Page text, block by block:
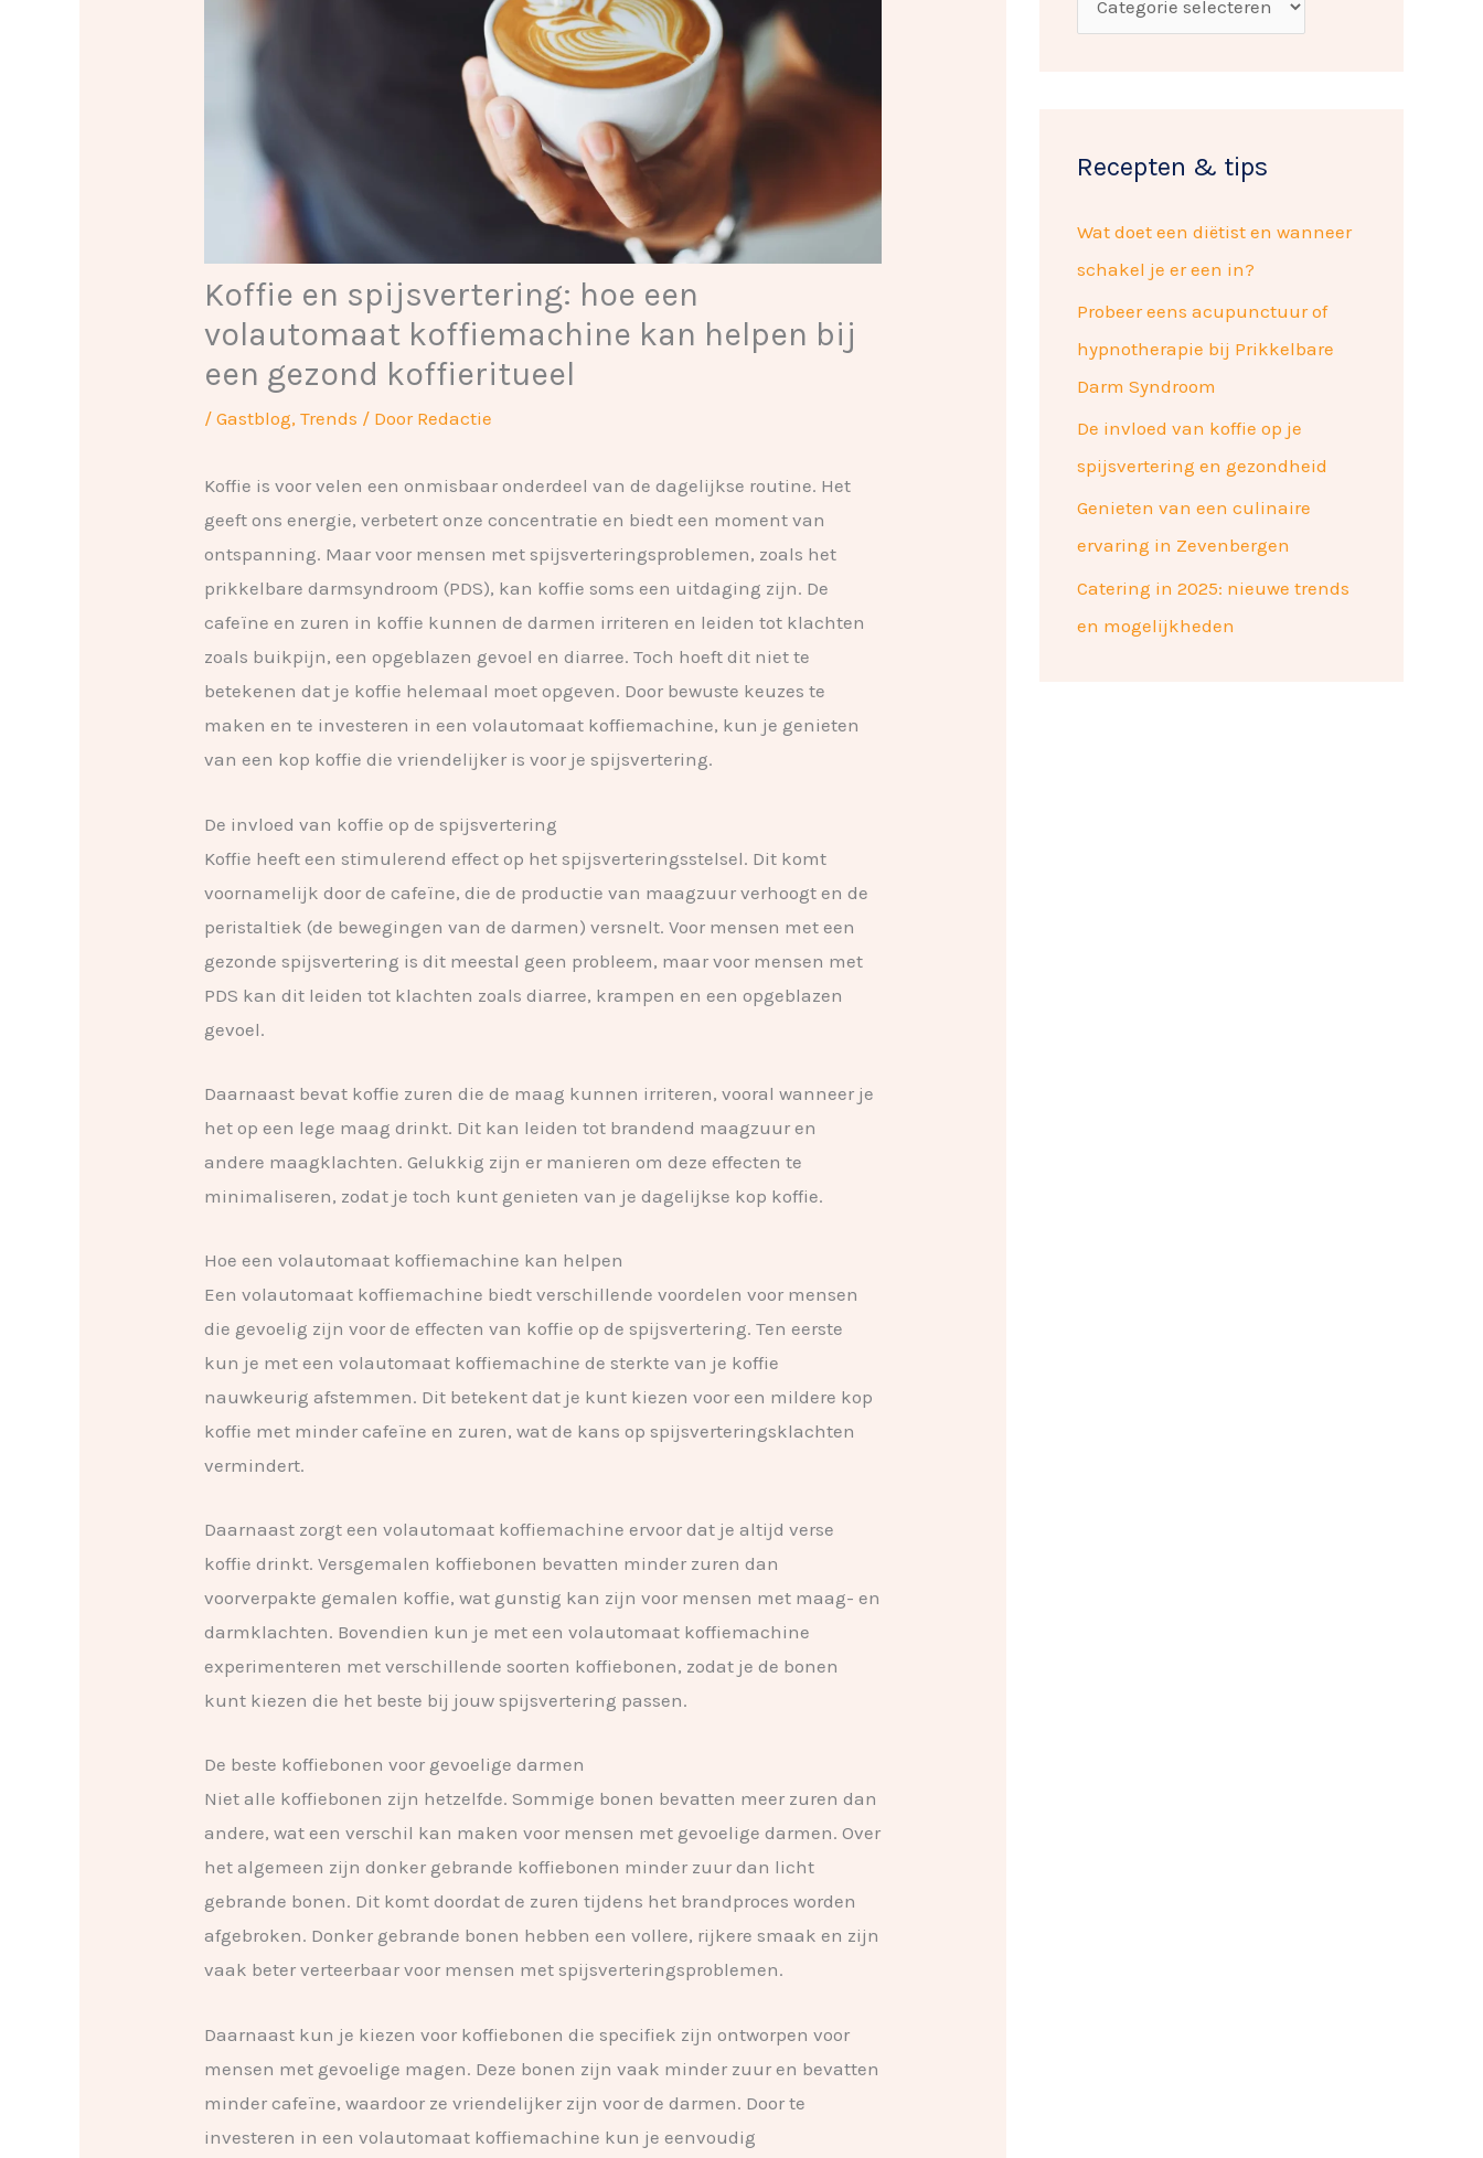
Koffie en spijsvertering: hoe een
volautomaat koffiemachine kan helpen bij
een gezond koffieritueel
/Gastblog,Trends / Door Redactie
Koffie is voor velen een onmisbaar onderdeel van de dagelijkse routine. Het
geeft ons energie, verbetert onze concentratie en biedt een moment van
ontspanning. Maar voor mensen met spijsverteringsproblemen, zoals het
prikkelbare darmsyndroom (PDS), kan koffie soms een uitdaging zijn. De
cafeïne en zuren in koffie kunnen de darmen irriteren en leiden tot klachten
zoals buikpijn, een opgeblazen gevoel en diarree. Toch hoeft dit niet te
betekenen dat je koffie helemaal moet opgeven. Door bewuste keuzes te
maken en te investeren in een volautomaat koffiemachine, kun je genieten
van een kop koffie die vriendelijker is voor je spijsvertering.
De invloed van koffie op de spijsvertering
Koffie heeft een stimulerend effect op het spijsverteringsstelsel. Dit komt
voornamelijk door de cafeïne, die de productie van maagzuur verhoogt en de
peristaltiek (de bewegingen van de darmen) versnelt. Voor mensen met een
gezonde spijsvertering is dit meestal geen probleem, maar voor mensen met
PDS kan dit leiden tot klachten zoals diarree, krampen en een opgeblazen
gevoel.
Daarnaast bevat koffie zuren die de maag kunnen irriteren, vooral wanneer je
het op een lege maag drinkt. Dit kan leiden tot brandend maagzuur en
andere maagklachten. Gelukkig zijn er manieren om deze effecten te
minimaliseren, zodat je toch kunt genieten van je dagelijkse kop koffie.
Hoe een volautomaat koffiemachine kan helpen
Een volautomaat koffiemachine biedt verschillende voordelen voor mensen
die gevoelig zijn voor de effecten van koffie op de spijsvertering. Ten eerste
kun je met een volautomaat koffiemachine de sterkte van je koffie
nauwkeurig afstemmen. Dit betekent dat je kunt kiezen voor een mildere kop
koffie met minder cafeïne en zuren, wat de kans op spijsverteringsklachten
vermindert.
Daarnaast zorgt een volautomaat koffiemachine ervoor dat je altijd verse
koffie drinkt. Versgemalen koffiebonen bevatten minder zuren dan
voorverpakte gemalen koffie, wat gunstig kan zijn voor mensen met maag- en
darmklachten. Bovendien kun je met een volautomaat koffiemachine
experimenteren met verschillende soorten koffiebonen, zodat je de bonen
kunt kiezen die het beste bij jouw spijsvertering passen.
De beste koffiebonen voor gevoelige darmen
Niet alle koffiebonen zijn hetzelfde. Sommige bonen bevatten meer zuren dan
andere, wat een verschil kan maken voor mensen met gevoelige darmen. Over
het algemeen zijn donker gebrande koffiebonen minder zuur dan licht
gebrande bonen. Dit komt doordat de zuren tijdens het brandproces worden
afgebroken. Donker gebrande bonen hebben een vollere, rijkere smaak en zijn
vaak beter verteerbaar voor mensen met spijsverteringsproblemen.
Daarnaast kun je kiezen voor koffiebonen die specifiek zijn ontworpen voor
mensen met gevoelige magen. Deze bonen zijn vaak minder zuur en bevatten
minder cafeïne, waardoor ze vriendelijker zijn voor de darmen. Door te
investeren in een volautomaat koffiemachine kun je eenvoudig
p
Recepten & tips
Wat doet een diëtist en wanneer
schakel je er een in?
Probeer eens acupunctuur of
hypnotherapie bij Prikkelbare
Darm Syndroom
De invloed van koffie op je
spijsvertering en gezondheid
Genieten van een culinaire
ervaring in Zevenbergen
Catering in 2025: nieuwe trends
en mogelijkheden